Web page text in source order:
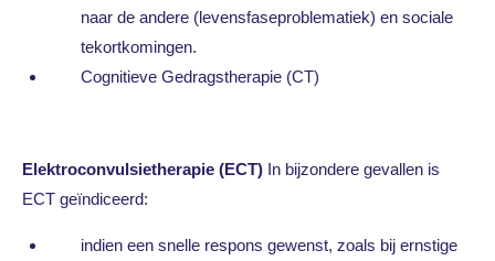
naar de andere (levensfaseproblematiek) en sociale
tekortkomingen.
Cognitieve Gedragstherapie (CT)
Elektroconvulsietherapie (ECT) In bijzondere gevallen is
ECT geïndiceerd:
indien een snelle respons gewenst, zoals bij ernstige